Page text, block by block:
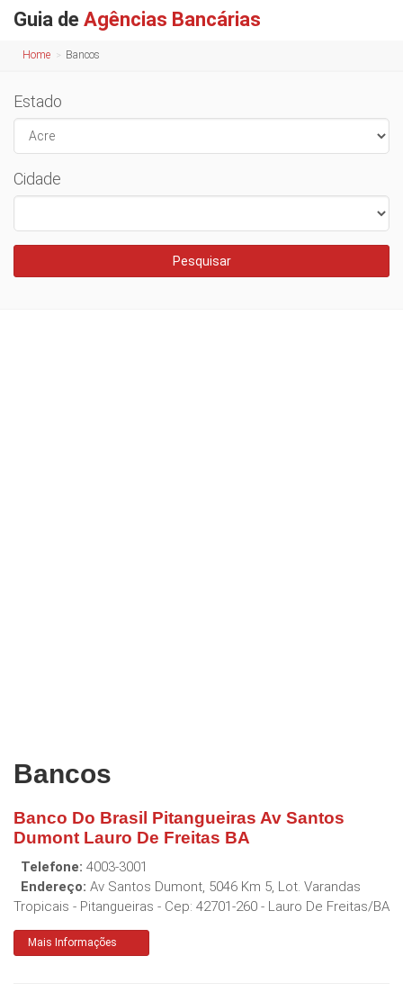
Guia de Agências Bancárias
Home Bancos
Estado
Cidade
Pesquisar
Bancos
Banco Do Brasil Pitangueiras Av Santos
Dumont Lauro De Freitas BA
Telefone: 4003-3001
Endereço: Av Santos Dumont, 5046 Km 5, Lot. Varandas
Tropicais - Pitangueiras - Cep: 42701-260 - Lauro De Freitas/BA
Mais Informações